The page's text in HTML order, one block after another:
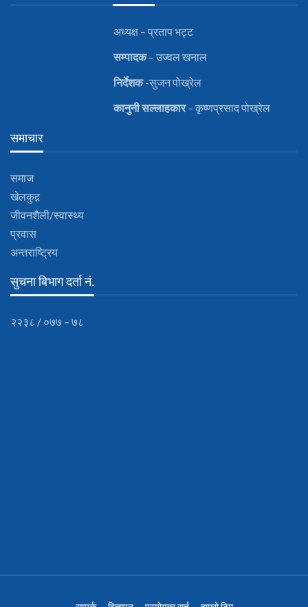
अध्यक्ष – प्रताप भट्ट
सम्पादक– उज्वल खनाल
निर्देशक-सुजन पोख्रेल
कानुनीसल्लाहकार– कृष्णप्रसाद पोख्रेल
समाचार
समाज
खेलकुद़़
जीवनशैली/स्वास्थ्य
प्रवास
अन्तराष्ट्रिय
सुचना बिभाग दर्ता नं.
२२३८ / ०७७ – ७८